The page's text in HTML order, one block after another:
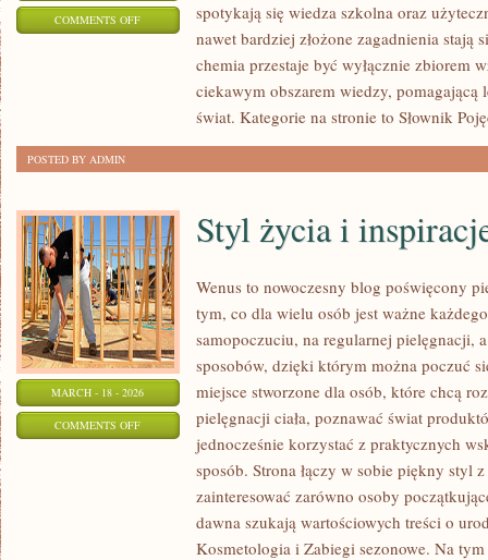
COMMENTS OFFON
CHEMICZNYCH
spotykają się wiedza szkolna oraz
nawet bardziej złożone zagadnienia stają
chemia przestaje być wyłącznie zbiorem
ciekawym obszarem wiedzy, pomagającą
świat. Kategorie na stronie to Słownik
POSTED BY ADMIN
MARCH - 18 - 2026
COMMENTS OFFON
INSPIRACJE
Styl życia i
Wenus to nowoczesny blog poświęcony
tym, co dla wielu osób jest ważne
samopoczuciu, na regularnej pielęgnacji,
sposobów, dzięki którym można poczuć
miejsce stworzone dla osób, które chcą
pielęgnacji ciała, poznawać świat
jednocześnie korzystać z praktycznych
sposób. Strona łączy w sobie piękny styl
zainteresować zarówno osoby
dawna szukają wartościowych treści o
Kosmetologia i Zabiegi sezonowe. Na tym